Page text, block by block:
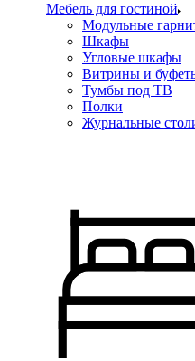
Мебель для гостиной
Модульные
Шкафы
Угловые шкафы
Витрины и
Тумбы под ТВ
Полки
Журнальные